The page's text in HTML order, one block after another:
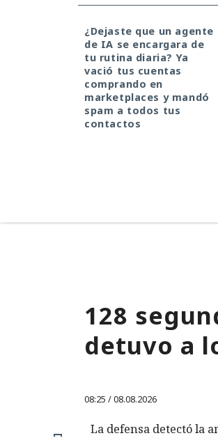
¿Dejaste que un agente
de IA se encargara de
tu rutina diaria? Ya
vació tus cuentas
comprando en
marketplaces y mandó
spam a todos tus
contactos
128
detuvo a
08:25 / 08.08.2026
La defensa detectó la